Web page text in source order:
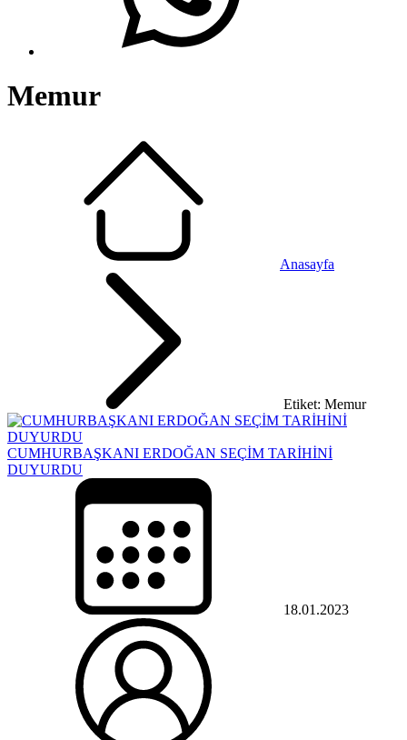
Memur
Anasayfa
Etiket: Memur
CUMHURBAŞKANI ERDOĞAN SEÇİM TARİHİNİ
DUYURDU
18.01.2023